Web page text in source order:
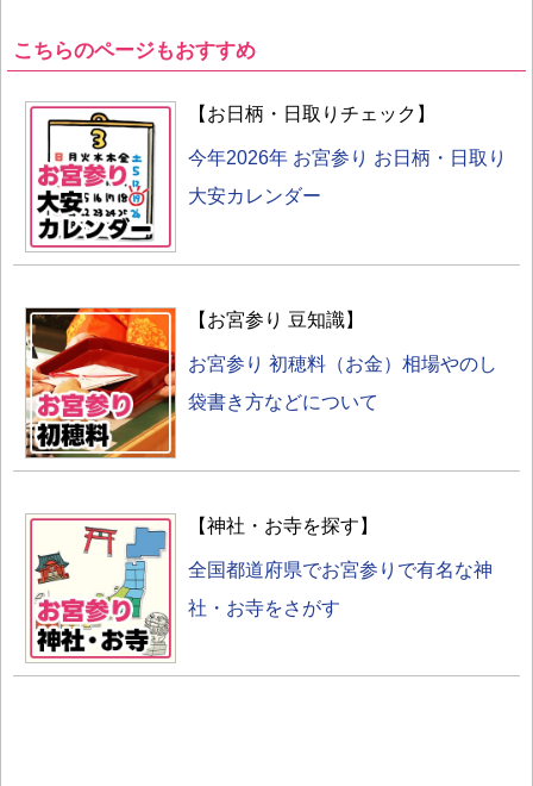
こちらのページもおすすめ
【お日柄・日取りチェック】
今年2026年 お宮参り お日柄・日取り
大安カレンダー
【お宮参り 豆知識】
お宮参り 初穂料（お金）相場やのし
袋書き方などについて
【神社・お寺を探す】
全国都道府県でお宮参りで有名な神
社・お寺をさがす